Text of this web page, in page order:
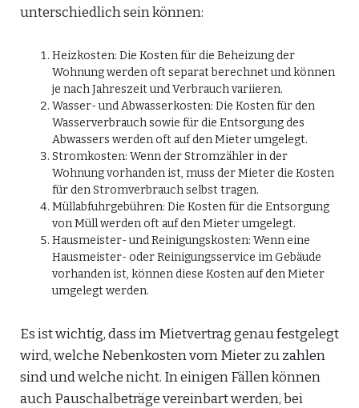
unterschiedlich sein können:
Heizkosten: Die Kosten für die Beheizung der
Wohnung werden oft separat berechnet und können
je nach Jahreszeit und Verbrauch variieren.
Wasser- und Abwasserkosten: Die Kosten für den
Wasserverbrauch sowie für die Entsorgung des
Abwassers werden oft auf den Mieter umgelegt.
Stromkosten: Wenn der Stromzähler in der
Wohnung vorhanden ist, muss der Mieter die Kosten
für den Stromverbrauch selbst tragen.
Müllabfuhrgebühren: Die Kosten für die Entsorgung
von Müll werden oft auf den Mieter umgelegt.
Hausmeister- und Reinigungskosten: Wenn eine
Hausmeister- oder Reinigungsservice im Gebäude
vorhanden ist, können diese Kosten auf den Mieter
umgelegt werden.
Es ist wichtig, dass im Mietvertrag genau festgelegt
wird, welche Nebenkosten vom Mieter zu zahlen
sind und welche nicht. In einigen Fällen können
auch Pauschalbeträge vereinbart werden, bei